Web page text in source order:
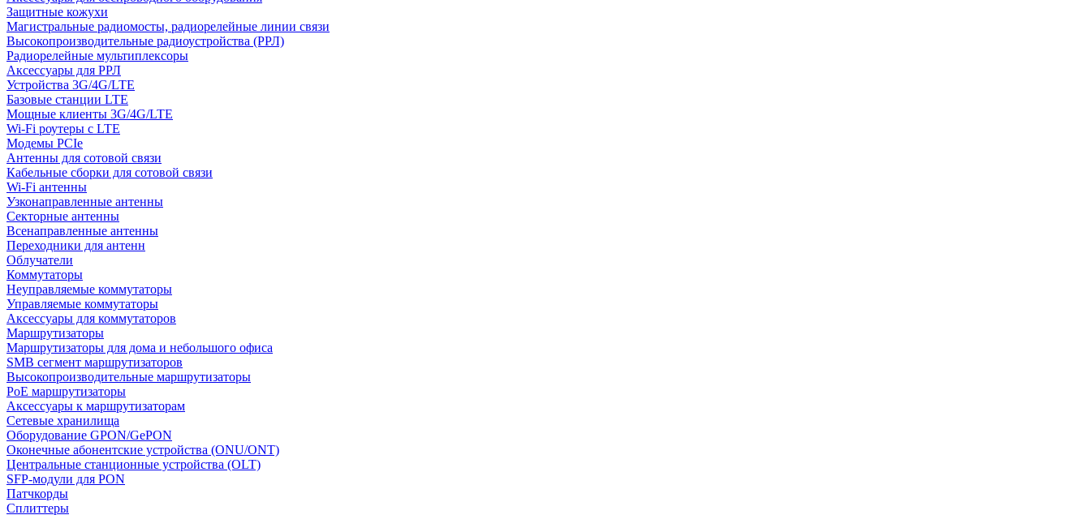
Защитные кожухи
Магистральные радиомосты, радиорелейные линии связи
Высокопроизводительные радиоустройства (РРЛ)
Радиорелейные мультиплексоры
Аксессуары для РРЛ
Устройства 3G/4G/LTE
Базовые станции LTE
Мощные клиенты 3G/4G/LTE
Wi-Fi роутеры с LTE
Модемы PCIe
Антенны для сотовой связи
Кабельные сборки для сотовой связи
Wi-Fi антенны
Узконаправленные антенны
Секторные антенны
Всенаправленные антенны
Переходники для антенн
Облучатели
Коммутаторы
Неуправляемые коммутаторы
Управляемые коммутаторы
Аксессуары для коммутаторов
Маршрутизаторы
Маршрутизаторы для дома и небольшого офиса
SMB сегмент маршрутизаторов
Высокопроизводительные маршрутизаторы
PoE маршрутизаторы
Аксессуары к маршрутизаторам
Сетевые хранилища
Оборудование GPON/GePON
Оконечные абонентские устройства (ONU/ONT)
Центральные станционные устройства (OLT)
SFP-модули для PON
Патчкорды
Сплиттеры